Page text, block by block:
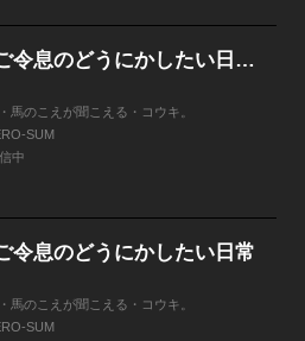
悪役のご令息のどうにかしたい日常 【連載版】
馬のこえが聞こえる・コウキ。
SUM
中
令息のどうにかしたい日常
馬のこえが聞こえる・コウキ。
SUM